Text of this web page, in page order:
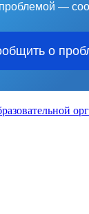
—
о